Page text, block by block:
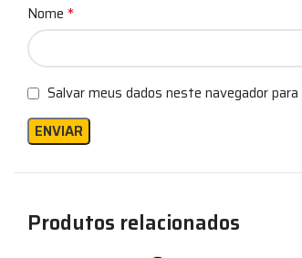
Nome *
Salvar meus dados neste navegador
Produtos relacionados